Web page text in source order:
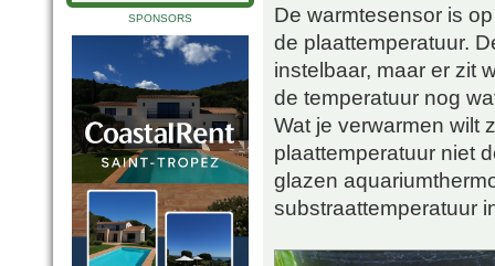
SPONSORS
De warmtesensor is
de plaattemperatuur.
instelbaar, maar er zit
de temperatuur nog
Wat je verwarmen wilt
plaattemperatuur niet
glazen
substraattemperatuur